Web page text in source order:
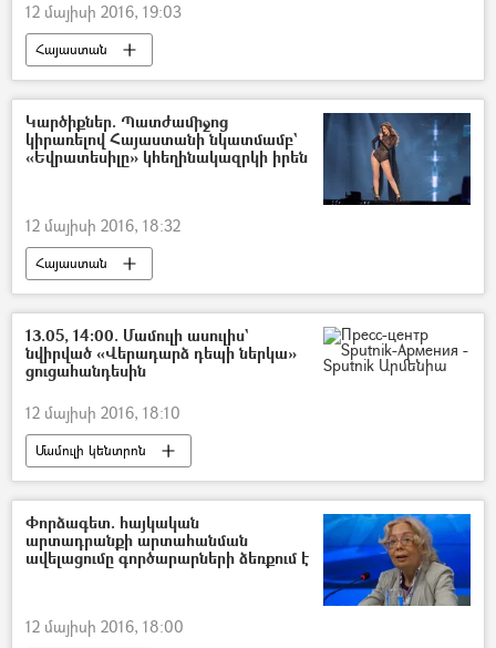
12 մայիսի 2016, 19:03
Հայաստան
Կարծիքներ. Պատժամիջոց
կիրառելով Հայաստանի նկատմամբ`
«Եվրատեսիլը» կհեղինակազրկի իրեն
12 մայիսի 2016, 18:32
Հայաստան
13.05, 14:00. Մամուլի ասուլիս`
նվիրված «Վերադարձ դեպի ներկա»
ցուցահանդեսին
12 մայիսի 2016, 18:10
Մամուլի կենտրոն
Փորձագետ. հայկական
արտադրանքի արտահանման
ավելացումը գործարարների ձեռքում է
12 մայիսի 2016, 18:00